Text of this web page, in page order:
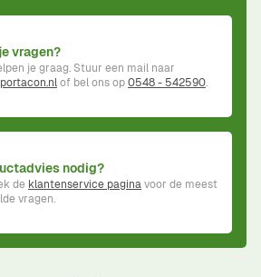
vragen?
je graag. Stuur een mail naar
of bel ons op0548 - 542590.
nodig?
de klantenservice paginavoor de meest
vragen.